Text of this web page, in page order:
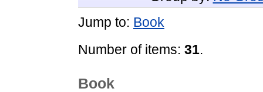
Jump to: Book
Number of items: 31.
Book